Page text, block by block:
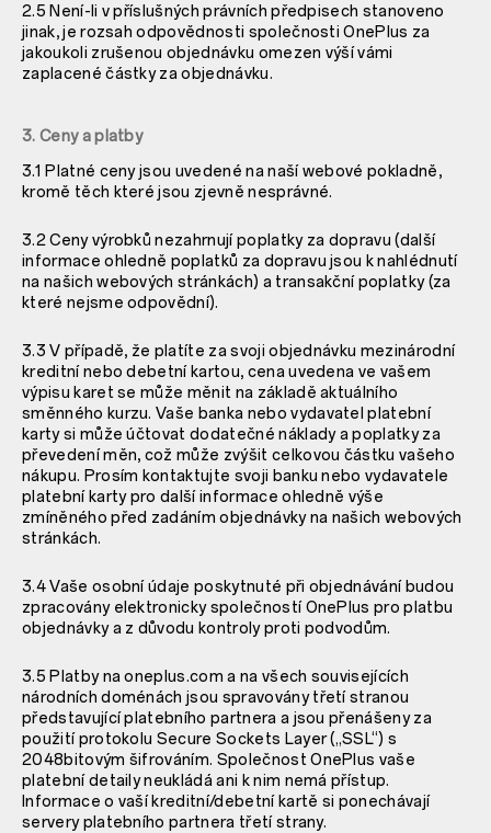
2.5 Není-li v příslušných právních předpisech stanoveno
jinak, je rozsah odpovědnosti společnosti OnePlus za
jakoukoli zrušenou objednávku omezen výší vámi
zaplacené částky za objednávku.
3. Ceny a platby
3.1 Platné ceny jsou uvedené na naší webové pokladně,
kromě těch které jsou zjevně nesprávné.
3.2 Ceny výrobků nezahrnují poplatky za dopravu (další
informace ohledně poplatků za dopravu jsou k nahlédnutí
na našich webových stránkách) a transakční poplatky (za
které nejsme odpovědní).
3.3 V případě, že platíte za svoji objednávku mezinárodní
kreditní nebo debetní kartou, cena uvedena ve vašem
výpisu karet se může měnit na základě aktuálního
směnného kurzu. Vaše banka nebo vydavatel platební
karty si může účtovat dodatečné náklady a poplatky za
převedení měn, což může zvýšit celkovou částku vašeho
nákupu. Prosím kontaktujte svoji banku nebo vydavatele
platební karty pro další informace ohledně výše
zmíněného před zadáním objednávky na našich webových
stránkách.
3.4 Vaše osobní údaje poskytnuté při objednávání budou
zpracovány elektronicky společností OnePlus pro platbu
objednávky a z důvodu kontroly proti podvodům.
3.5 Platby na oneplus.com a na všech souvisejících
národních doménách jsou spravovány třetí stranou
představující platebního partnera a jsou přenášeny za
použití protokolu Secure Sockets Layer („SSL“) s
2048bitovým šifrováním. Společnost OnePlus vaše
platební detaily neukládá ani k nim nemá přístup.
Informace o vaší kreditní/debetní kartě si ponechávají
servery platebního partnera třetí strany.